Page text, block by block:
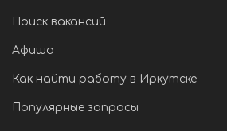
Поиск вакансий
Афиша
Как найти работу в Иркутске
Популярные запросы